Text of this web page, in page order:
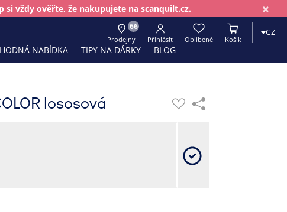
×
si vždy ověřte, že nakupujete na scanquilt.cz.
NABÍDKA TIPY NA DÁRKY BLOG
66
Prodejny Přihlásit Oblíbené Košík
CZ
lososová